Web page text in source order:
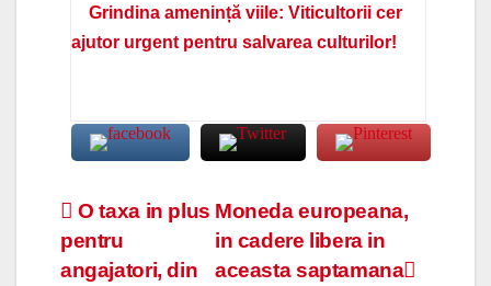
Grindina amenință viile: Viticultorii cer
ajutor urgent pentru salvarea culturilor!
Navigare
în
Moneda europeana,
in cadere libera in
aceasta saptamana
O taxa in plus
pentru
angajatori, din